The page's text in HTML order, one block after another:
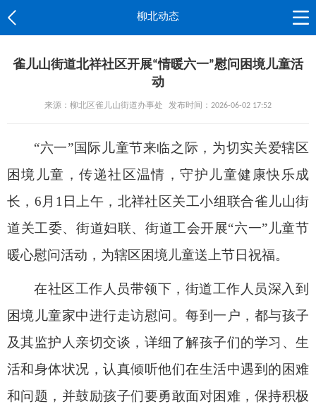
柳北动态
雀儿山街道北祥社区开展“情暖六一”慰问困境儿童活
动
来源：柳北区雀儿山街道办事处 发布时间：2026-06-02 17:52
“六一”国际儿童节来临之际，为切实关爱辖区
困境儿童，传递社区温情，守护儿童健康快乐成
长，6月1日上午，北祥社区关工小组联合雀儿山街
道关工委、街道妇联、街道工会开展“六一”儿童节
暖心慰问活动，为辖区困境儿童送上节日祝福。
在社区工作人员带领下，街道工作人员深入到
困境儿童家中进行走访慰问。每到一户，都与孩子
及其监护人亲切交谈，详细了解孩子们的学习、生
活和身体状况，认真倾听他们在生活中遇到的困难
和问题，并鼓励孩子们要勇敢面对困难，保持积极